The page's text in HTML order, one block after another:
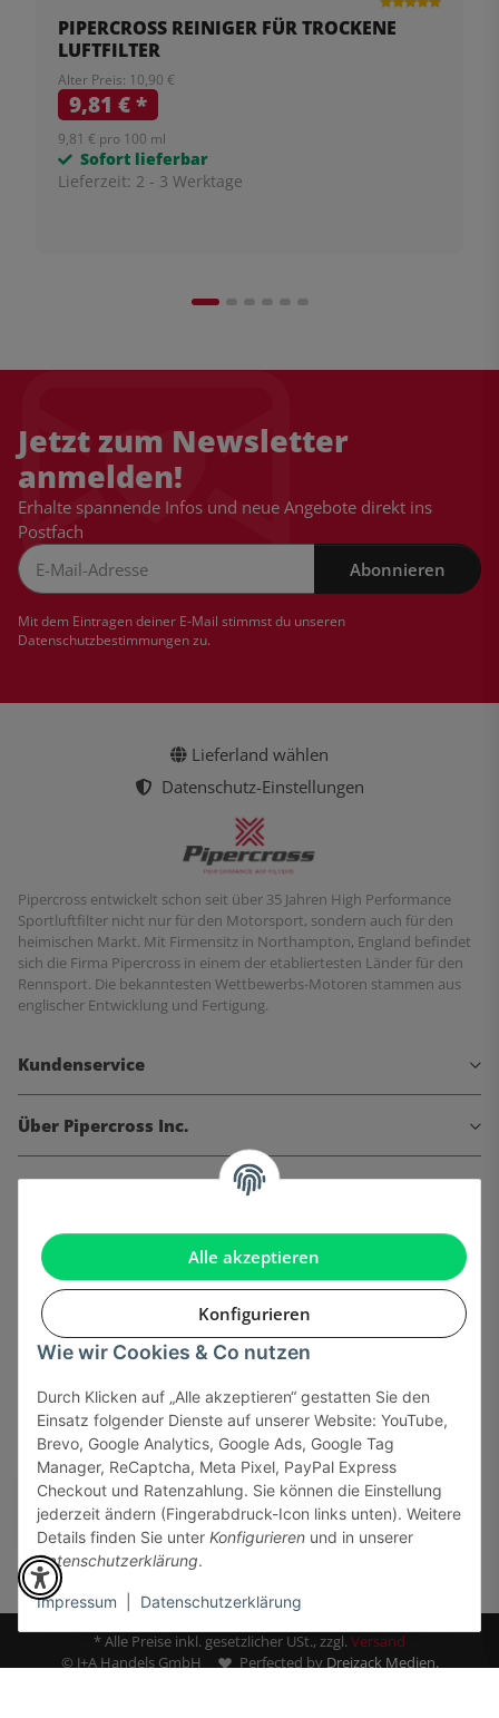
Alle akzeptieren
Konfigurieren
Wie wir Cookies & Co nutzen
Durch Klicken auf „Alle akzeptieren“ gestatten Sie den
Einsatz folgender Dienste auf unserer Website: YouTube,
Brevo, Google Analytics, Google Ads, Google Tag
Manager, ReCaptcha, Meta Pixel, PayPal Express
Checkout und Ratenzahlung. Sie können die Einstellung
jederzeit ändern (Fingerabdruck-Icon links unten). Weitere
Details finden Sie unter Konfigurieren und in unserer
Datenschutzerklärung.
Impressum Datenschutzerklärung
PIPERCROSS REINIGER FÜR TROCKENE
LUFTFILTER
Alter Preis: 10,90 €
9,81 €*
9,81 € pro 100 ml
Sofort lieferbar
Lieferzeit: 2 - 3 Werktage
Jetzt zum Newsletter
anmelden!
Erhalte spannende Infos und neue Angebote direkt ins
Postfach
Abonnieren
Mit dem Eintragen deiner E-Mail stimmst du unseren
Datenschutzbestimmungenzu.
Lieferland wählen
Datenschutz-Einstellungen
Pipercross entwickelt schon seit über 35 Jahren High Performance
Sportluftfilter nicht nur für den Motorsport, sondern auch für den
heimischen Markt. Mit Firmensitz in Northampton, England befindet
sich die Firma Pipercross in einem der etabliertesten Länder für den
Rennsport. Die bekanntesten Wettbewerbs-Motoren stammen aus
englischer Entwicklung und Fertigung.
Kundenservice
Über Pipercross Inc.
Informationen
Gesetzliche Informationen
Sicher bezahlen via:
* Alle Preise inkl. gesetzlicher USt., zzgl.Versand
© J+A Handels GmbH
Perfected by Dreizack Medien.